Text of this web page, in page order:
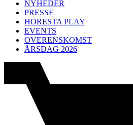
NYHEDER
PRESSE
HORESTA PLAY
EVENTS
OVERENSKOMST
ÅRSDAG 2026